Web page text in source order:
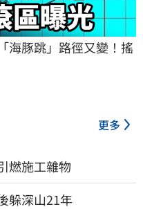
海豚跳」路徑又變！搖
更多
燃施工雜物
躲深山21年